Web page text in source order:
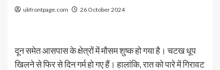
ukfrontpage.com 26 October 2024
दून समेत आसपास के क्षेत्रों में मौसम शुष्क हो गया है। चटख धूप
खिलने से फिर से दिन गर्म हो गए हैं। हालांकि, रात को पारे में गिरावट